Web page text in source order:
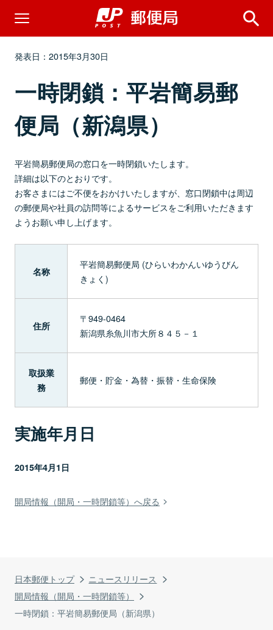
日本郵便トップ
ニュースリリース
開局情報（開局・一時閉鎖等）
一時閉鎖：平岩簡易郵便局（新潟県）
発表日：2015年3月30日
一時閉鎖：平岩簡易郵
便局（新潟県）
平岩簡易郵便局の窓口を一時閉鎖いたします。
詳細は以下のとおりです。
お客さまにはご不便をおかけいたしますが、窓口閉鎖中は周辺
の郵便局や社員の訪問等によるサービスをご利用いただきます
ようお願い申し上げます。
名称
平岩簡易郵便局 (ひらいわかんいゆうびん
きょく)
住所
〒949-0464
新潟県糸魚川市大所８４５－１
取扱業
務
郵便・貯金・為替・振替・生命保険
実施年月日
2015年4月1日
開局情報（開局・一時閉鎖等）へ戻る